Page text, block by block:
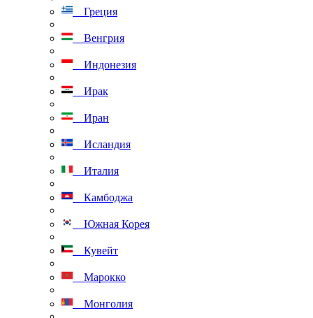
Греция
Венгрия
Индонезия
Ирак
Иран
Исландия
Италия
Камбоджа
Южная Корея
Кувейт
Марокко
Монголия